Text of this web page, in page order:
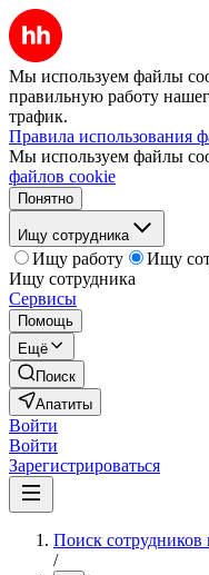
Мы используем файлы
правильную работу
трафик.
Правила использования
Мы используем файлы
файлов cookie
Понятно
Ищу сотрудника
Ищу работу
Ищу
Ищу сотрудника
Сервисы
Помощь
Ещё
Поиск
Апатиты
Войти
Войти
Зарегистрироваться
Поиск сотрудников
/